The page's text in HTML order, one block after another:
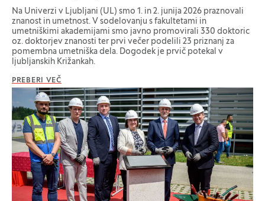
Na Univerzi v Ljubljani (UL) smo 1. in 2. junija 2026 praznovali
znanost in umetnost. V sodelovanju s fakultetami in
umetniškimi akademijami smo javno promovirali 330 doktoric
oz. doktorjev znanosti ter prvi večer podelili 23 priznanj za
pomembna umetniška dela. Dogodek je prvič potekal v
ljubljanskih Križankah.
PREBERI VEČ